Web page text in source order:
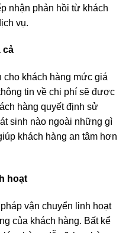
nhận phản hồi từ khách
vụ.
cả
khách hàng mức giá
tin về chi phí sẽ được
hàng quyết định sử
sinh nào ngoài những gì
khách hàng an tâm hơn
hoạt
vận chuyển linh hoạt
của khách hàng. Bất kể